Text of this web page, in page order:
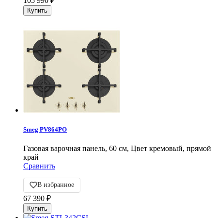
Smeg PV864PO
Газовая варочная панель, 60 см, Цвет кремовый, прямой
край
Сравнить
В избранное
67 390 ₽